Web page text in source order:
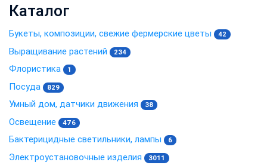
Каталог
Букеты, композиции, свежие фермерские цветы 42
Выращивание растений 234
Флористика 1
Посуда 829
Умный дом, датчики движения 38
Освещение 476
Бактерицидные светильники, лампы 6
Электроустановочные изделия 3011